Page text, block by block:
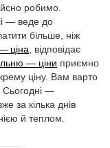
робимо.
— веде до
більше, ніж
ціна , відповідає
— ціни приємно
ціну. Вам варто
Сьогодні —
за кілька днів
й теплом.